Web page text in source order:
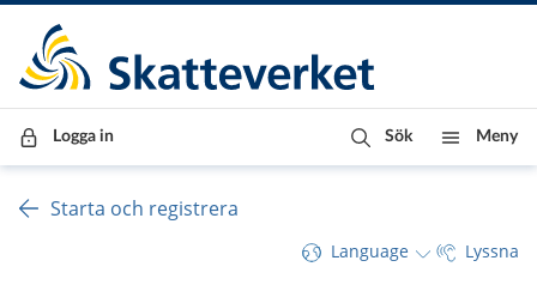
Till innehåll
Till navigationen
Till chattrobot
Logga in Sök Meny
Starta och registrera
Language Lyssna